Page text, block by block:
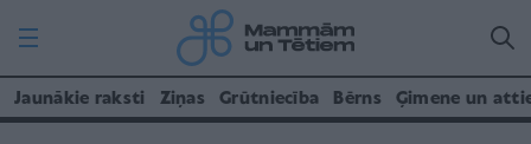
Jaunākie raksti Ziņas Grūtniecība Bērns Ģimene un